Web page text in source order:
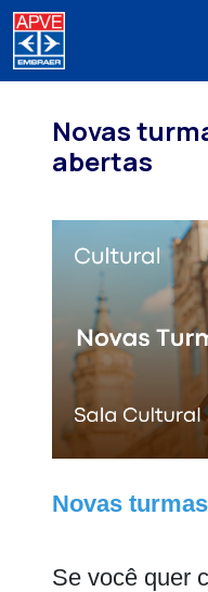
Novas
abertas
Novas
Se você quer